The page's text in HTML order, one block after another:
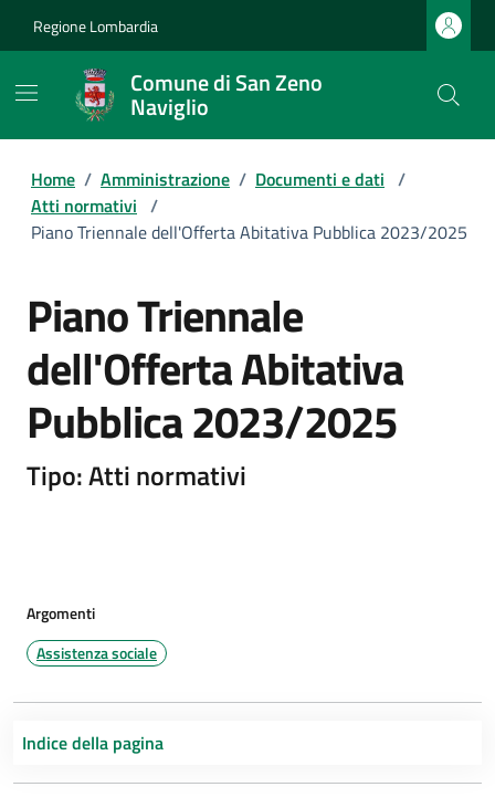
Regione Lombardia
Comune di San Zeno
Naviglio
Home / Amministrazione / Documenti e dati /
Atti normativi /
Piano Triennale dell'Offerta Abitativa Pubblica 2023/2025
Piano Triennale
dell'Offerta Abitativa
Pubblica 2023/2025
Tipo: Atti normativi
Argomenti
Assistenza sociale
Indice della pagina